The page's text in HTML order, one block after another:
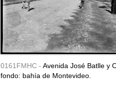
0161FMHC - Avenida José Batlle y
fondo: bahía de Montevideo.